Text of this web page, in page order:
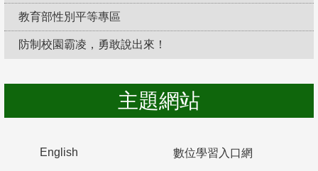
教育部性別平等專區
防制校園霸凌，勇敢說出來！
主題網站
English 數位學習入口網